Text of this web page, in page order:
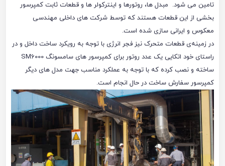
تامین می شود. مبدل ها، روتورها و اینترکولر ها و قطعات ثابت کمپرسور
بخشی از این قطعات هستند که توسط شرکت های داخلی مهندسی
معکوس و ایرانی سازی شده است.
در زمینه‌ی قطعات متحرک نیز فجر انرژی با توجه به رویکرد ساخت داخل و در
ساخته و نصب کرده که با توجه به عملکرد مناسب جهت مدل های دیگر
کمپرسور سفارش ساخت در حال انجام است.